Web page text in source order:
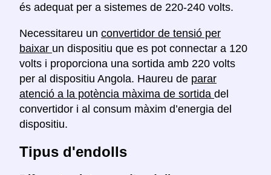
és adequat per a sistemes de 220-240 volts.
Necessitareu un convertidor de tensió per
baixar un dispositiu que es pot connectar a 120
volts i proporciona una sortida amb 220 volts
per al dispositiu Angola. Haureu de parar
atenció a la potència màxima de sortida del
convertidor i al consum màxim d’energia del
dispositiu.
Tipus d'endolls